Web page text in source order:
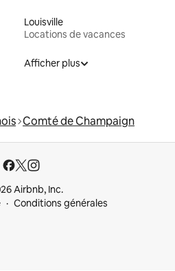
Louisville
Locations de vacances
Afficher plus
Comté de Champaign
Airbnb, Inc.
Conditions générales